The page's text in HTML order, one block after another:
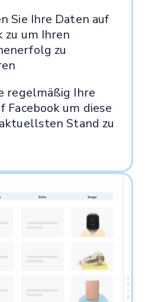
Sie Ihre Daten auf
zu um Ihren
zu
regelmäßig Ihre
Facebook um diese
Stand zu